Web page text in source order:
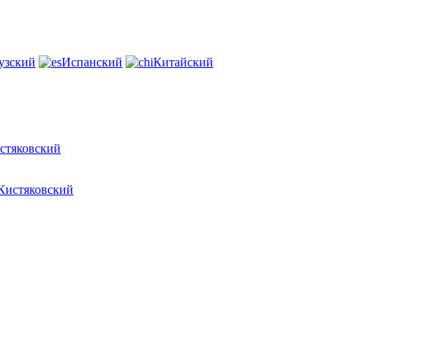
Испанский Китайский